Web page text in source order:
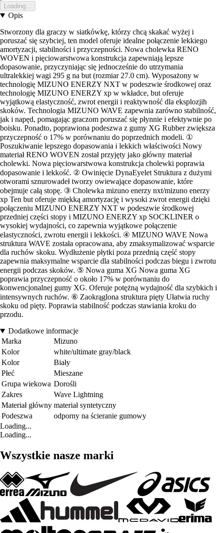
Loading...
Opis
Stworzony dla graczy w siatkówkę, którzy chcą skakać wyżej i
poruszać się szybciej, ten model oferuje idealne połączenie lekkiego
amortyzacji, stabilności i przyczepności. Nowa cholewka RENO
WOVEN i pięciowarstwowa konstrukcja zapewniają lepsze
dopasowanie, przyczyniając się jednocześnie do utrzymania
ultralekkiej wagi 295 g na but (rozmiar 27.0 cm). Wyposażony w
technologię MIZUNO ENERZY NXT w podeszwie środkowej oraz
technologię MIZUNO ENERZY xp w wkładce, but oferuje
wyjątkową elastyczność, zwrot energii i reaktywność dla eksplozjih
skoków. Technologia MIZUNO WAVE zapewnia zarówno stabilność,
jak i napęd, pomagając graczom poruszać się płynnie i efektywnie po
boisku. Ponadto, poprawiona podeszwa z gumy XG Rubber zwiększa
przyczepność o 17% w porównaniu do poprzednich modeli. ①
Poszukiwanie lepszego dopasowania i lekkich właściwości Nowy
materiał RENO WOVEN został przyjęty jako główny materiał
cholewki. Nowa pięciowarstwowa konstrukcja cholewki poprawia
dopasowanie i lekkość. ② Owinięcie DynaEyelet Struktura z dużymi
otworami sznurowadeł tworzy owiewające dopasowanie, które
obejmuje całą stopę. ③ Cholewka mizuno enerzy nxt/mizuno enerzy
xp Ten but oferuje miękką amortyzację i wysoki zwrot energii dzięki
połączeniu MIZUNO ENERZY NXT w podeszwie środkowej
przedniej części stopy i MIZUNO ENERZY xp SOCKLINER o
wysokiej wydajności, co zapewnia wyjątkowe połączenie
elastyczności, zwrotu energii i lekkości. ④ MIZUNO WAVE Nowa
struktura WAVE została opracowana, aby zmaksymalizować wsparcie
dla ruchów skoku. Wydłużenie płytki poza przednią część stopy
zapewnia maksymalne wsparcie dla stabilności podczas biegu i zwrotu
energii podczas skoków. ⑤ Nowa guma XG Nowa guma XG
poprawia przyczepność o około 17% w porównaniu do
konwencjonalnej gumy XG. Oferuje potężną wydajność dla szybkich i
intensywnych ruchów. ⑥ Zaokrąglona struktura pięty Ułatwia ruchy
skoku od pięty. Poprawia stabilność podczas stawiania kroku do
przodu.
Dodatkowe informacje
Marka
Mizuno
Kolor
white/ultimate gray/black
Kolor
Biały
Płeć
Mieszane
Grupa wiekowa Dorośli
Zakres
Wave Lightning
Materiał główny materiał syntetyczny
Podeszwa
odporny na ścieranie gumowy
Loading...
Loading...
Wszystkie nasze marki